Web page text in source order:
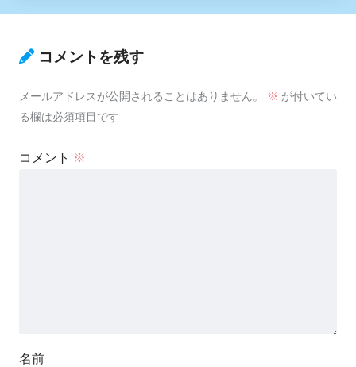
コメントを残す
メールアドレスが公開されることはありません。 ※ が付いてい
る欄は必須項目です
コメント ※
名前